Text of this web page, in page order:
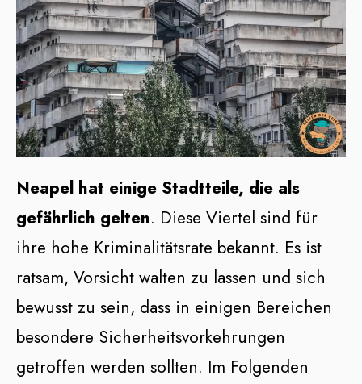
Neapel hat einige Stadtteile, die als
gefährlich gelten. Diese Viertel sind für
ihre hohe Kriminalitätsrate bekannt. Es ist
ratsam, Vorsicht walten zu lassen und sich
bewusst zu sein, dass in einigen Bereichen
besondere Sicherheitsvorkehrungen
getroffen werden sollten. Im Folgenden